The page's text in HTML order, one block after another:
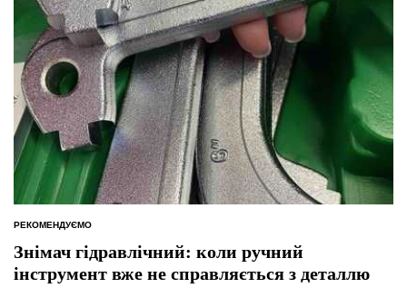
ОПУБЛІКУВАТИ
РЕКОМЕНДУЄМО
Знімач гідравлічний: коли ручний
інструмент вже не справляється з деталлю